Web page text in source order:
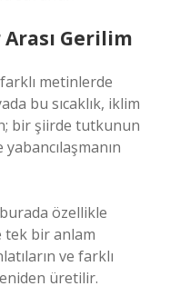
Gerilim
metinlerde
bu sıcaklık, iklim
bir şiirde tutkunun
özellikle
tek bir anlam
ve farklı
üretilir.